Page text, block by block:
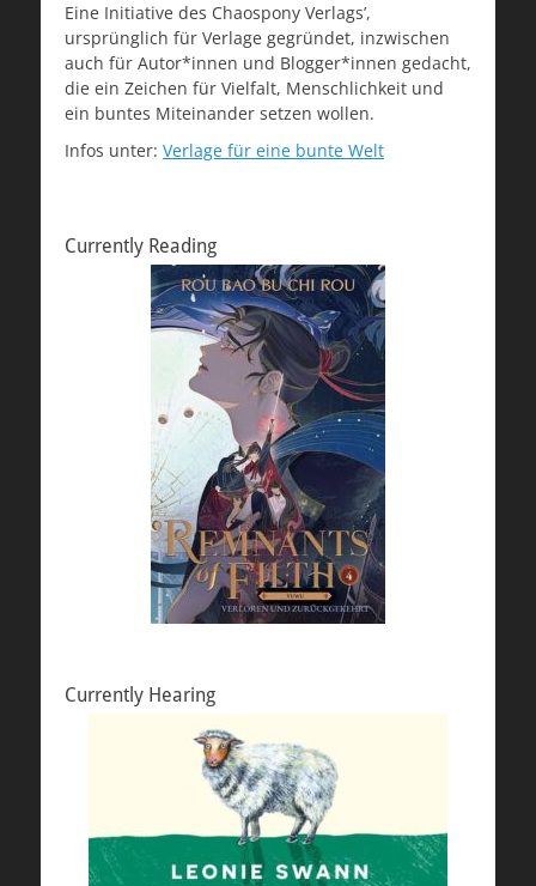
Eine Initiative des Chaospony Verlags’,
ursprünglich für Verlage gegründet, inzwischen
auch für Autor*innen und Blogger*innen gedacht,
die ein Zeichen für Vielfalt, Menschlichkeit und
ein buntes Miteinander setzen wollen.
Infos unter: Verlage für eine bunte Welt
Currently Reading
Currently Hearing